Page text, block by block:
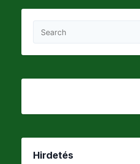
Hirdetés